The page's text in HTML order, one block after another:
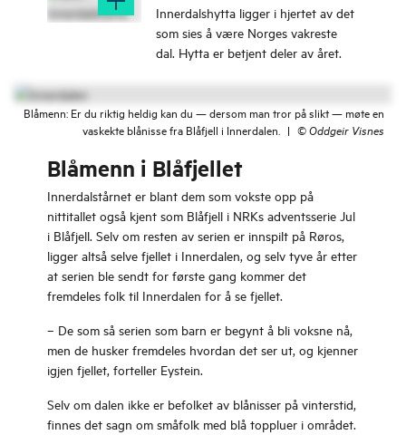
Innerdalshytta ligger i hjertet av det
som sies å være Norges vakreste
dal. Hytta er betjent deler av året.
Blåmenn: Er du riktig heldig kan du — dersom man tror på slikt — møte en
vaskekte blånisse fra Blåfjell i Innerdalen.
| ©Oddgeir Visnes
Blåmenn i Blåfjellet
Innerdalstårnet er blant dem som vokste opp på
nittitallet også kjent som Blåfjell i NRKs adventsserie Jul
i Blåfjell. Selv om resten av serien er innspilt på Røros,
ligger altså selve fjellet i Innerdalen, og selv tyve år etter
at serien ble sendt for første gang kommer det
fremdeles folk til Innerdalen for å se fjellet.
– De som så serien som barn er begynt å bli voksne nå,
men de husker fremdeles hvordan det ser ut, og kjenner
igjen fjellet, forteller Eystein.
Selv om dalen ikke er befolket av blånisser på vinterstid,
finnes det sagn om småfolk med blå toppluer i området.